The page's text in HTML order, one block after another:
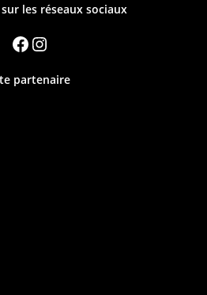
les réseaux sociaux
partenaire